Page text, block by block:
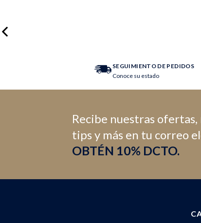
SEGUIMIENTO DE PEDIDOS
Conoce su estado
Recibe nuestras ofertas,
tips y más en tu correo
OBTÉN 10% DCTO.